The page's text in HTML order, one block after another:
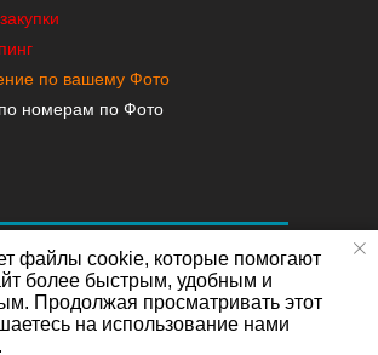
по вашему Фото
номерам по Фото
файлы cookie, которые помогают
более быстрым, удобным и
Продолжая просматривать этот
на использование нами